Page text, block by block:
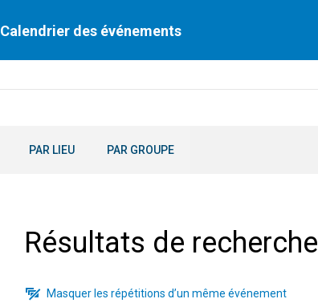
Calendrier des événements
PAR LIEU PAR GROUPE
Résultats de recherche
Masquer les répétitions d’un même événement